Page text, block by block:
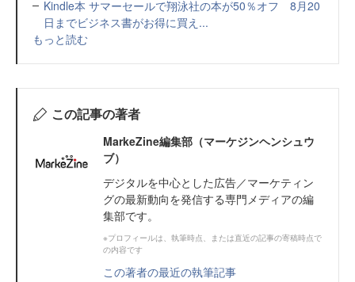
Kindle本 サマーセールで翔泳社の本が50％オフ 8月20
日までビジネス書がお得に買え...
もっと読む
この記事の著者
MarkeZine編集部（マーケジンヘンシュウ
ブ）
デジタルを中心とした広告／マーケティン
グの最新動向を発信する専門メディアの編
集部です。
※プロフィールは、執筆時点、または直近の記事の寄稿時点で
の内容です
この著者の最近の執筆記事